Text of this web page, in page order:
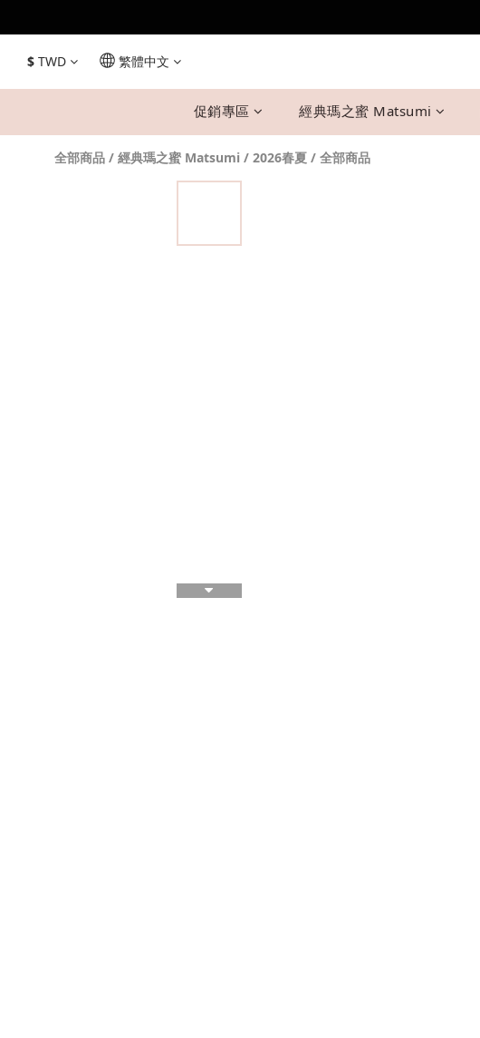
$ TWD 繁體中文
促銷專區 經典瑪之蜜 Matsumi
全部商品 / 經典瑪之蜜 Matsumi / 2026春夏 / 全部商品